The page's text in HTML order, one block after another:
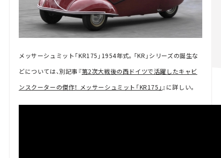
メッサーシュミット「KR175」1954年式。「KR」シリーズの誕生な
どについては、別記事『第2次大戦後の西ドイツで活躍したキャビ
ンスクーターの傑作！ メッサーシュミット「KR175」 』に詳しい。